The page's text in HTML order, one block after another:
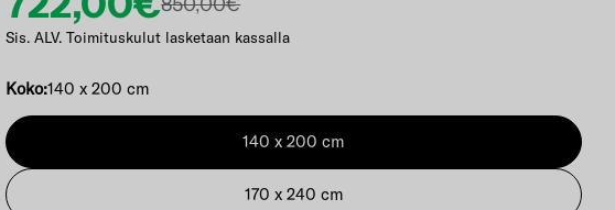
Avaa 1 modaali-ikkunassa
Sis. ALV. Toimituskulut lasketaan kassalla
Koko:140 x 200 cm
140 x 200 cm
170 x 240 cm